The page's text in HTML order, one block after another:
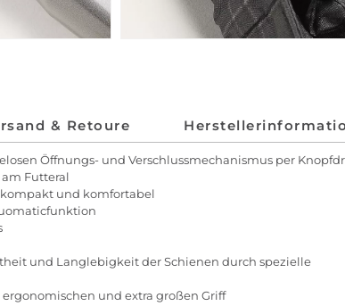
& Retoure
Öffnungs- und Verschlussmechanismus per
am Futteral
und komfortabel
und Langlebigkeit der Schienen durch spezielle
und extra großen Griff